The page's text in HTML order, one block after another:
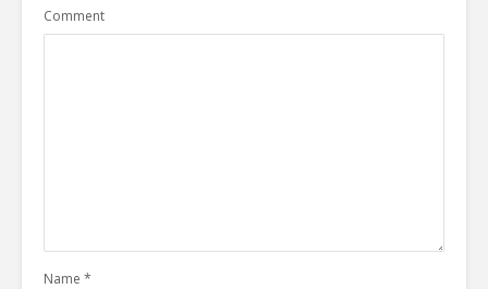
Comment
Name *